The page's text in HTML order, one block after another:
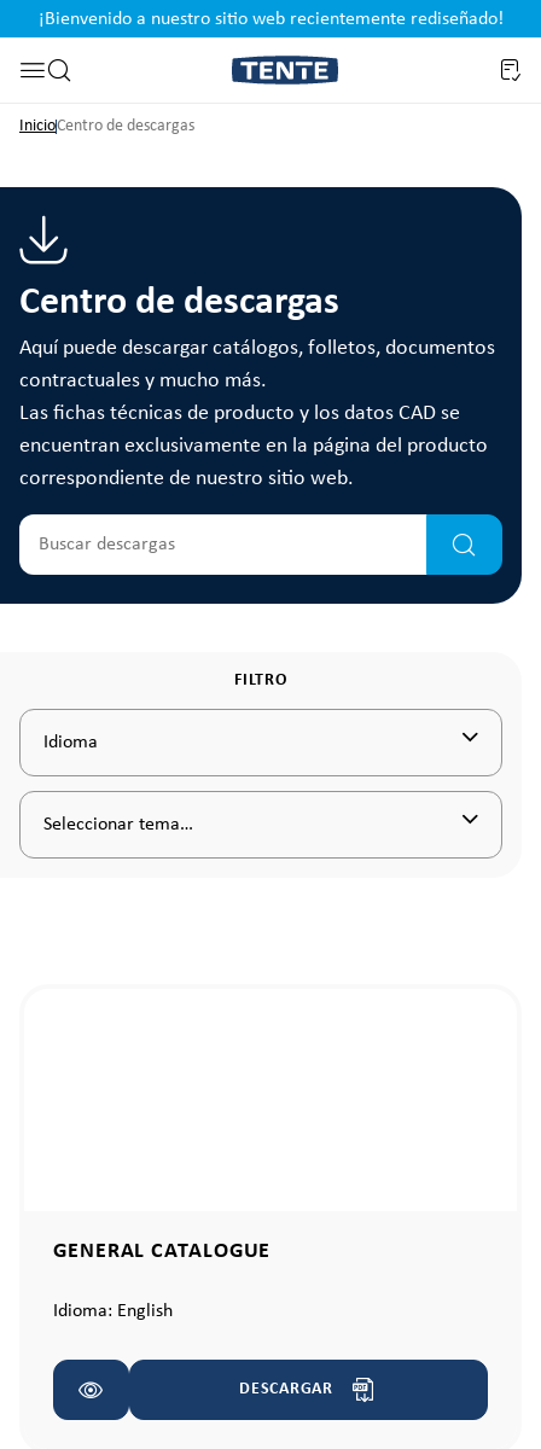
Saltar a la búsqueda
¡Bienvenido a nuestro sitio web recientemente rediseñado!
InicioCentro de descargas
Centro de descargas
Aquí puede descargar catálogos, folletos, documentos
contractuales y mucho más.
Las fichas técnicas de producto y los datos CAD se
encuentran exclusivamente en la página del producto
correspondiente de nuestro sitio web.
FILTRO
Idioma
Seleccionar tema…
GENERAL CATALOGUE
Idioma: English
DESCARGAR